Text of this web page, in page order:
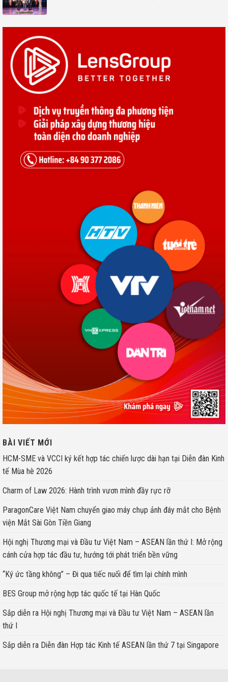
BÀI VIẾT MỚI
HCM-SME và VCCI ký kết hợp tác chiến lược dài hạn tại Diễn đàn Kinh
tế Mùa hè 2026
Charm of Law 2026: Hành trình vươn mình đầy rực rỡ
ParagonCare Việt Nam chuyển giao máy chụp ảnh đáy mắt cho Bệnh
viện Mắt Sài Gòn Tiền Giang
Hội nghị Thương mại và Đầu tư Việt Nam – ASEAN lần thứ I: Mở rộng
cánh cửa hợp tác đầu tư, hướng tới phát triển bền vững
“Ký ức tầng không” – Đi qua tiếc nuối để tìm lại chính mình
BES Group mở rộng hợp tác quốc tế tại Hàn Quốc
Sắp diễn ra Hội nghị Thương mại và Đầu tư Việt Nam – ASEAN lần
thứ I
Sắp diễn ra Diễn đàn Hợp tác Kinh tế ASEAN lần thứ 7 tại Singapore